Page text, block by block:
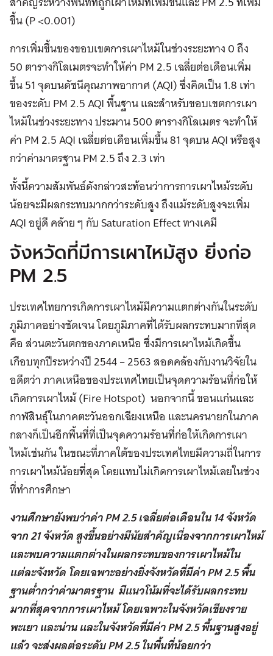
ขึ้น (P <0.001)
การเพิ่มขึ้นของขอบเขตการเผาไหม้ในช่วงระยะทาง 0 ถึง
50 ตารางกิโลเมตรจะทำให้ค่า PM 2.5 เฉลี่ยต่อเดือนเพิ่ม
ขึ้น 51 จุดบนดัชนีคุณภาพอากาศ (AQI) ซึ่งคิดเป็น 1.8 เท่า
ของระดับ PM 2.5 AQI พื้นฐาน และสำหรับขอบเขตการเผา
ไหม้ในช่วงระยะทาง ประมาน 500 ตารางกิโลเมตร จะทำให้
ค่า PM 2.5 AQI เฉลี่ยต่อเดือนเพิ่มขึ้น 81 จุดบน AQI หรือสูง
กว่าค่ามาตรฐาน PM 2.5 ถึง 2.3 เท่า
ทั้งนี้ความสัมพันธ์ดังกล่าวสะท้อนว่าการการเผาไหม้ระดับ
น้อยจะมีผลกระทบมากกว่าระดับสูง ถึงแม้ระดับสูงจะเพิ่ม
AQI อยู่ดี คล้าย ๆ กับ Saturation Effect ทางเคมี
จังหวัดที่มีการเผาไหม้สูง ยิ่งก่อ
PM 2.5
ประเทศไทยการเกิดการเผาไหม้มีความแตกต่างกันในระดับ
ภูมิภาคอย่างชัดเจน โดยภูมิภาคที่ได้รับผลกระทบมากที่สุด
คือ ส่วนตะวันตกของภาคเหนือ ซึ่งมีการเผาไหม้เกิดขึ้น
เกือบทุกปีระหว่างปี 2544 – 2563 สอดคล้องกับงานวิจัยใน
อดีตว่า ภาคเหนือของประเทศไทยเป็นจุดความร้อนที่ก่อให้
เกิดการเผาไหม้ (Fire Hotspot) นอกจากนี้ ขอนแก่นและ
กาฬสินธุ์ในภาคตะวันออกเฉียงเหนือ และนครนายกในภาค
กลางก็เป็นอีกพื้นที่ที่เป็นจุดความร้อนที่ก่อให้เกิดการเผา
ไหม้เช่นกัน ในขณะที่ภาคใต้ของประเทศไทยมีความถี่ในการ
การเผาไหม้น้อยที่สุด โดยแทบไม่เกิดการเผาไหม้เลยในช่วง
ที่ทำการศึกษา
งานศึกษายังพบว่าค่า PM 2.5 เฉลี่ยต่อเดือนใน 14 จังหวัด
จาก 21 จังหวัด สูงขึ้นอย่างมีนัยสำคัญเนื่องจากการเผาไหม้
และพบความแตกต่างในผลกระทบของการเผาไหม้ใน
แต่ละจังหวัด โดยเฉพาะอย่างยิ่งจังหวัดที่มีค่า PM 2.5 พื้น
ฐานต่ำกว่าค่ามาตรฐาน มีแนวโน้มที่จะได้รับผลกระทบ
มากที่สุดจากการเผาไหม้ โดยเฉพาะในจังหวัดเชียงราย
พะเยา และน่าน และในจังหวัดที่มีค่า PM 2.5 พื้นฐานสูงอยู่
แล้ว จะส่งผลต่อระดับ PM 2.5 ในพื้นที่น้อยกว่า